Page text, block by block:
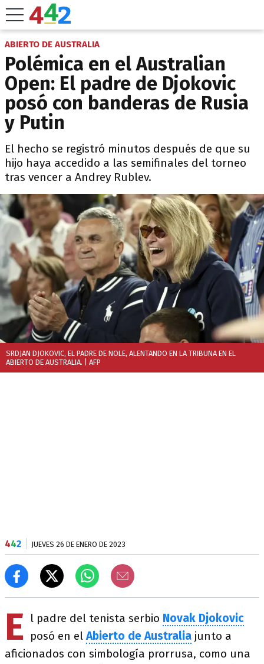
ABIERTO DE AUSTRALIA
Polémica en el Australian
Open: El padre de Djokovic
posó con banderas de Rusia
y Putin
El hecho se registró minutos después de que su
hijo haya accedido a las semifinales del torneo
tras vencer a Andrey Rublev.
SRDJAN DJOKOVIC, EL PADRE DE NOLE, ALENTANDO EN LA TRIBUNA EN EL
ABIERTO DE AUSTRALIA. | AFP
442 JUEVES 26 DE ENERO DE 2023
E l padre del tenista serbio Novak Djokovic
posó en elAbierto de Australia junto a
aficionados con simbología prorrusa, como una